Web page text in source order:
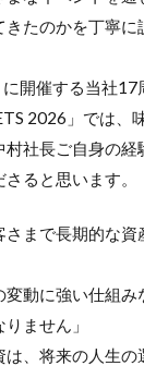
たのかを丁寧に
開催する当社17
2026」では、
村社長ご自身の
ると思います。
さまで長期的な
変動に強い仕組
ません」
は、将来の人生